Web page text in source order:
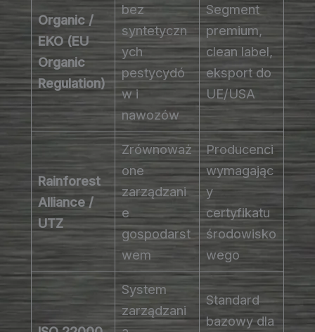
Organic /
EKO (EU
Organic
Regulation)
bez
syntetyczn
ych
pestycydó
w i
nawozów
Segment
premium,
clean label,
eksport do
UE/USA
Rainforest
Alliance /
UTZ
Zrównoważ
one
zarządzani
e
gospodarst
wem
Producenci
wymagając
y
certyfikatu
środowisko
wego
System
zarządzani
Standard
bazowy dla